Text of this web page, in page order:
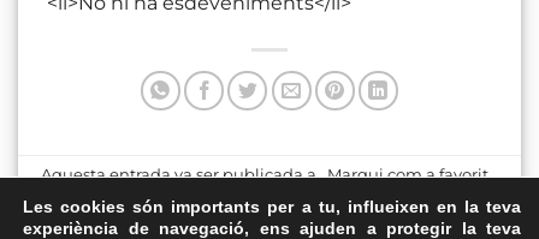
Aquesta entrada va ser publicada a . Marqui com a favorit
Enllaç permanent
Les cookies són importants per a tu, influeixen en la teva
experiència de navegació, ens ajuden a protegir la teva